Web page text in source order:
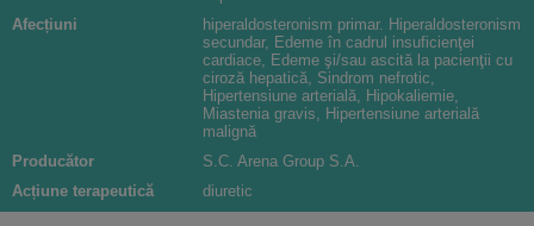
Afecțiuni
hiperaldosteronism primar. Hiperaldosteronism
secundar, Edeme în cadrul insuficienţei
cardiace, Edeme şi/sau ascită la pacienţii cu
ciroză hepatică, Sindrom nefrotic,
Hipertensiune arterială, Hipokaliemie,
Miastenia gravis, Hipertensiune arterială
malignă
Producător
S.C. Arena Group S.A.
Acțiune terapeutică
diuretic